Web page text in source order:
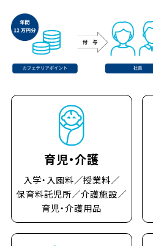
育児・介護
入学・入園料／授業料／
保育料託児所／介護施設／
育児・介護用品